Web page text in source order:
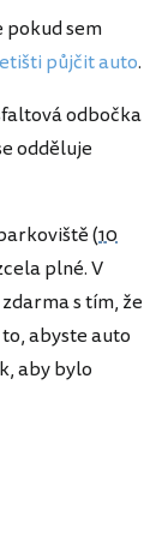
pokud sem
půjčit auto.
odbočka
odděluje
(10
plné. V
s tím, že
abyste auto
aby bylo